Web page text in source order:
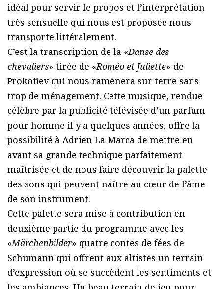
idéal pour servir le propos et l’interprétation
très sensuelle qui nous est proposée nous
transporte littéralement.
C’est la transcription de la «Danse des
chevaliers» tirée de «Roméo et Juliette» de
Prokofiev qui nous ramènera sur terre sans
trop de ménagement. Cette musique, rendue
célèbre par la publicité télévisée d’un parfum
pour homme il y a quelques années, offre la
possibilité à Adrien La Marca de mettre en
avant sa grande technique parfaitement
maîtrisée et de nous faire découvrir la palette
des sons qui peuvent naître au cœur de l’âme
de son instrument.
Cette palette sera mise à contribution en
deuxième partie du programme avec les
«Märchenbilder» quatre contes de fées de
Schumann qui offrent aux altistes un terrain
d’expression où se succèdent les sentiments et